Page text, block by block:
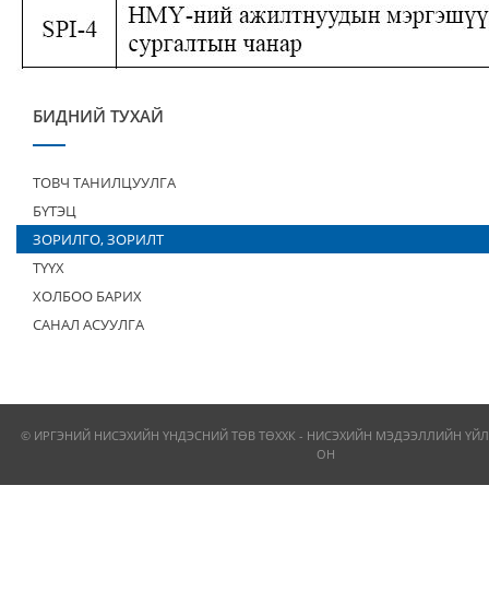
БИДНИЙ ТУХАЙ
ТОВЧ ТАНИЛЦУУЛГА
БҮТЭЦ
ЗОРИЛГО, ЗОРИЛТ
ТҮҮХ
ХОЛБОО БАРИХ
САНАЛ АСУУЛГА
© ИРГЭНИЙ НИСЭХИЙН ҮНДЭСНИЙ ТӨВ ТӨХХК - НИСЭХИЙН МЭДЭЭЛЛИЙН
ОН